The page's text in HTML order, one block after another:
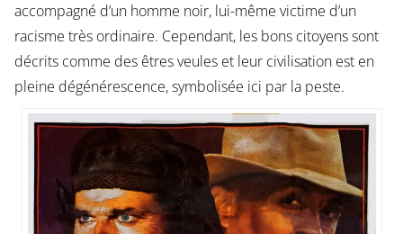
accompagné d’un homme noir, lui-même victime d’un
racisme très ordinaire. Cependant, les bons citoyens sont
décrits comme des êtres veules et leur civilisation est en
pleine dégénérescence, symbolisée ici par la peste.